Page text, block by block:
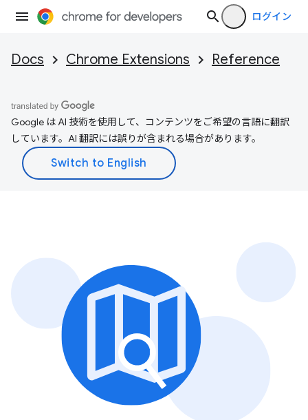
ログイン
Docs Chrome Extensions Reference
Google は AI 技術を使用して、コンテンツをご希望の言語に翻訳
しています。AI 翻訳には誤りが含まれる場合があります。